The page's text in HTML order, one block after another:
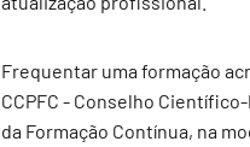
Frequentar uma formação
CCPFC - Conselho
da Formação Contínua, na